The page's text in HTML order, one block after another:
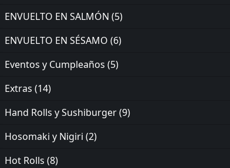
ENVUELTO EN SALMÓN (5)
ENVUELTO EN SÉSAMO (6)
Eventos y Cumpleaños (5)
Extras (14)
Hand Rolls y Sushiburger(9)
Hosomaki y Nigiri (2)
Hot Rolls (8)